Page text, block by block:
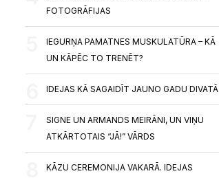
FOTOGRĀFIJAS
IEGURŅA PAMATNES MUSKULATŪRA – KĀ
UN KĀPĒC TO TRENĒT?
IDEJAS KĀ SAGAIDĪT JAUNO GADU DIVATĀ
SIGNE UN ARMANDS MEIRĀNI, UN VIŅU
ATKĀRTOTAIS “JĀ!” VĀRDS
KĀZU CEREMONIJA VAKARĀ. IDEJAS